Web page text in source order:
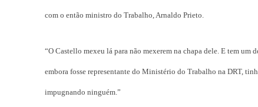
com o então ministro do Trabalho, Arnaldo Prieto.
“O Castello mexeu lá para não mexerem na chapa dele. E tem
embora fosse representante do Ministério do Trabalho na DRT,
impugnando ninguém.”